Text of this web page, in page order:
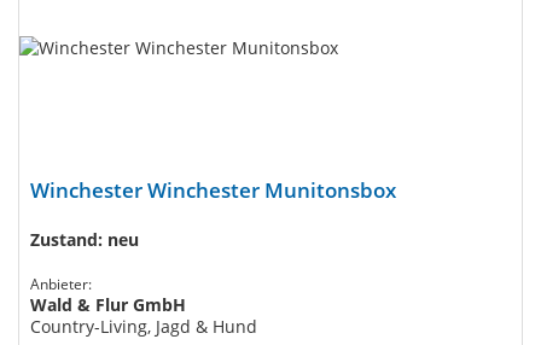
Winchester Winchester Munitonsbox
Zustand: neu
Anbieter:
Wald & Flur GmbH
Country-Living, Jagd & Hund